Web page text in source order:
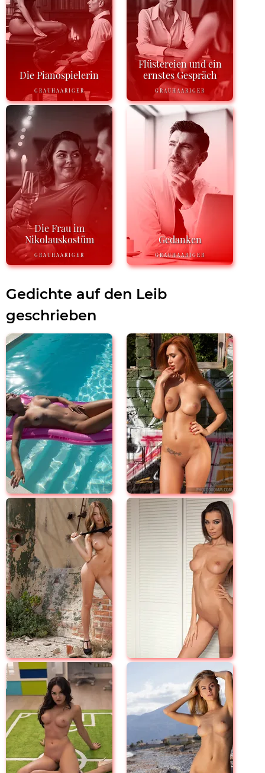
Die Pianospielerin
GRAUHAARIGER
Flüstereien und ein
ernstes Gespräch
GRAUHAARIGER
Die Frau im
Nikolauskostüm
GRAUHAARIGER
Gedanken
GRAUHAARIGER
Gedichte auf den Leib
geschrieben